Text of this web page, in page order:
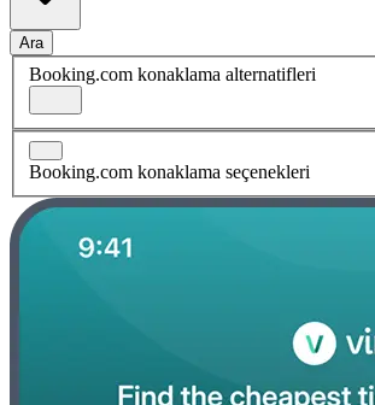
Ara
Booking.com konaklama alternatifleri
Booking.com konaklama seçenekleri